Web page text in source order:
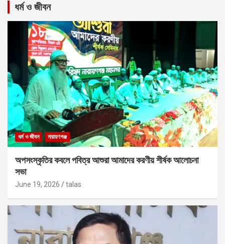
ধর্ম ও জীবন
ধর্ম ও জীবন নারায়ণগঞ্জ
অপসংস্কৃতির কবলে পবিত্র আশুরা আমাদের করণীয় শীর্ষক আলোচনা
সভা
June 19, 2026 talas